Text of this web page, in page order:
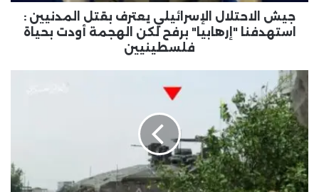
جيش الاحتلال الإسرائيلي يعترف بقتل المدنيين :
استهدفنا "إرهابيا" برفح لكن الهجمة أودت بحياة
فلسطينيين